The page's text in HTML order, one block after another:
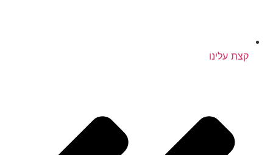
קצת עלינו